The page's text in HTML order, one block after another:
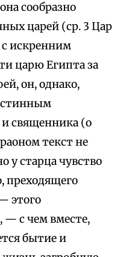
сообразно
царей (ср. 3 Цар
с искренним
царю Египта за
он, однако,
священника (о
текст не
у старца чувство
преходящего
этого
— с чем вместе,
бытие и